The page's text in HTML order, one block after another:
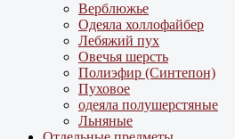
Верблюжье
Одеяла холлофайбер
Лебяжий пух
Овечья шерсть
Полиэфир (Синтепон)
Пуховое
одеяла полушерстяные
Льняные